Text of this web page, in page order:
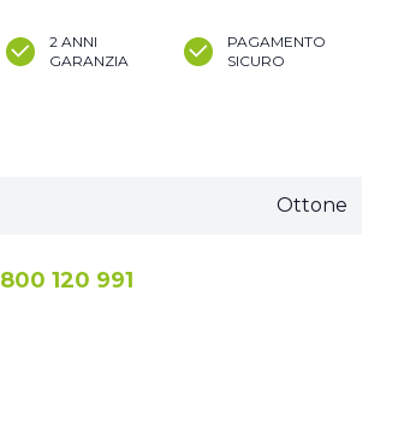
2 ANNI
GARANZIA
PAGAMENTO
SICURO
Ottone
800 120 991